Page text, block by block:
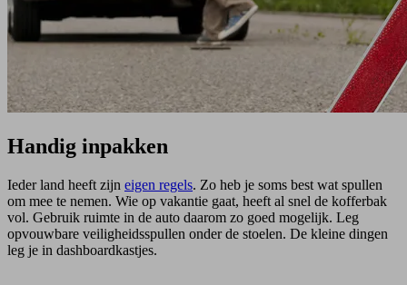
Handig inpakken
Ieder land heeft zijn eigen regels. Zo heb je soms best wat spullen
om mee te nemen. Wie op vakantie gaat, heeft al snel de kofferbak
vol. Gebruik ruimte in de auto daarom zo goed mogelijk. Leg
opvouwbare veiligheidsspullen onder de stoelen. De kleine dingen
leg je in dashboardkastjes.